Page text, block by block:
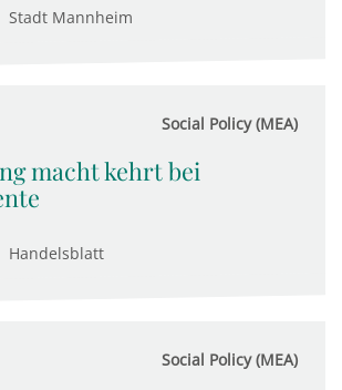
Stadt Mannheim
Social Policy (MEA)
macht kehrt bei
Handelsblatt
Social Policy (MEA)